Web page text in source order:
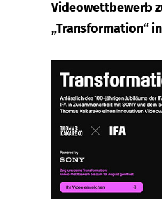
Videowettbewerb
„Transformation“